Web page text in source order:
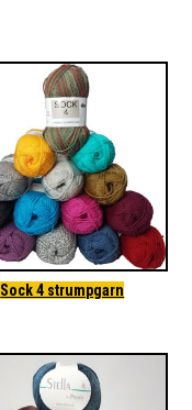
Sock 4 strumpgarn